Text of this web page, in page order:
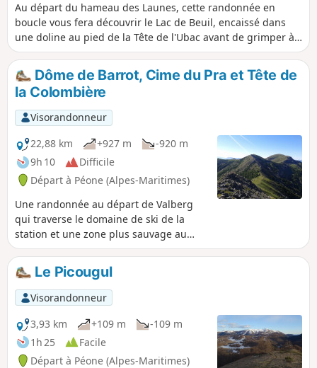
Au départ du hameau des Launes, cette randonnée en
boucle vous fera découvrir le Lac de Beuil, encaissé dans
une doline au pied de la Tête de l'Ubac avant de grimper à
la Tête du Garnier pour un magnifique panorama sur tout le
secteur de Beuil-Valberg jusqu'au Mont Mounier et le
Mercantour au loin.
Dôme de Barrot, Cime du Pra et Tête de
la Colombière
Visorandonneur
22,88 km
+927 m
-920 m
9h 10
Difficile
Départ à Péone (Alpes-Maritimes)
Une randonnée au départ de Valberg
qui traverse le domaine de ski de la
station et une zone plus sauvage au
bout. Du haut de ces sommets, un
paysage remarquablement coloré s'offre
en contrebas, avec les pierres rouges
caractéristiques du Cians et du Daluis.
Admirer également les sommets à
360°C (le Mont Saint-Honorat d'un côté,
Le Mounier et la Cime Nègre au dessus
de Valberg de l'autre, etc.)
Le Picougul
Visorandonneur
3,93 km
+109 m
-109 m
1h 25
Facile
Départ à Péone (Alpes-Maritimes)